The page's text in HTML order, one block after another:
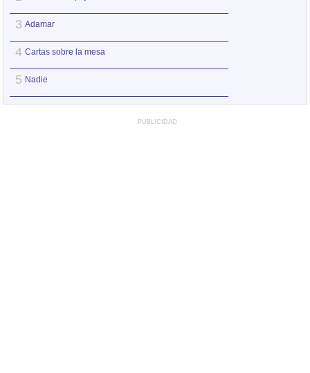
3 Adamar
4 Cartas sobre la mesa
5 Nadie
PUBLICIDAD